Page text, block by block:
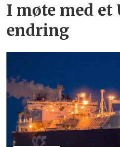
I møte med et
endring